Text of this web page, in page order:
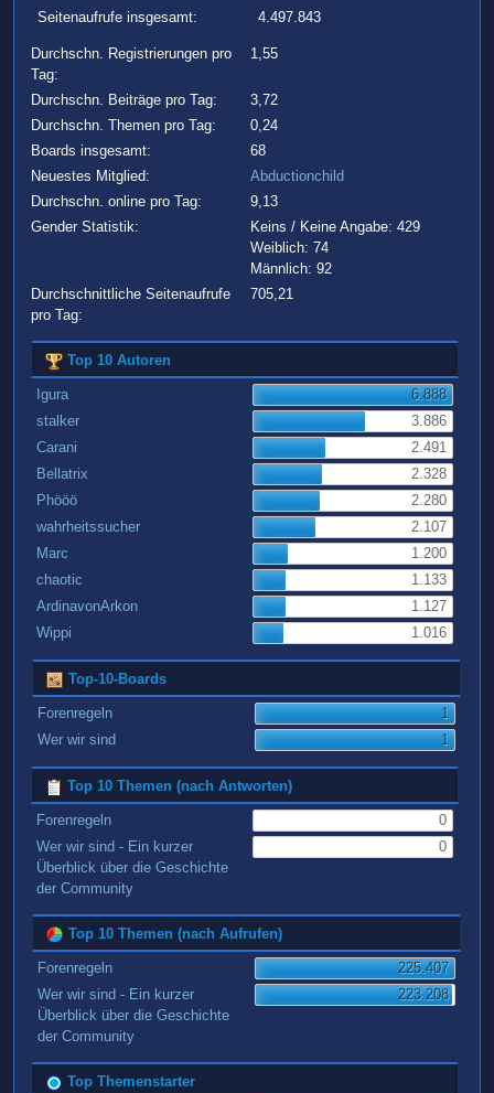
Seitenaufrufe insgesamt:
4.497.843
Durchschn. Registrierungen pro
Tag:
1,55
Durchschn. Beiträge pro Tag:
3,72
Durchschn. Themen pro Tag:
0,24
Boards insgesamt:
68
Neuestes Mitglied:
Abductionchild
Durchschn. online pro Tag:
9,13
Gender Statistik:
Keins / Keine Angabe: 429
Weiblich: 74
Männlich: 92
Durchschnittliche Seitenaufrufe
pro Tag:
705,21
Top 10 Autoren
Igura
6.888
stalker
3.886
Carani
2.491
Bellatrix
2.328
Phööö
2.280
wahrheitssucher
2.107
Marc
1.200
chaotic
1.133
ArdinavonArkon
1.127
Wippi
1.016
Top-10-Boards
Forenregeln
1
Wer wir sind
1
Top 10 Themen (nach Antworten)
Forenregeln
0
Wer wir sind - Ein kurzer
Überblick über die Geschichte
der Community
0
Top 10 Themen (nach Aufrufen)
Forenregeln
225.407
Wer wir sind - Ein kurzer
Überblick über die Geschichte
der Community
223.208
Top Themenstarter